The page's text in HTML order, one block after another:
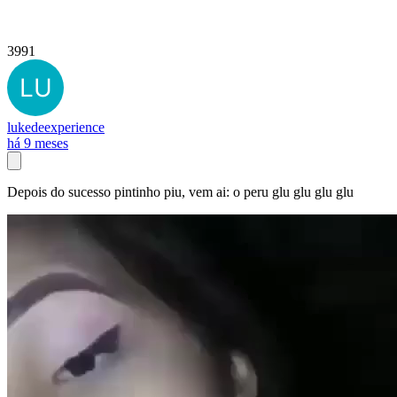
3991
lukedeexperience
há 9 meses
Depois do sucesso pintinho piu, vem ai: o peru glu glu glu glu